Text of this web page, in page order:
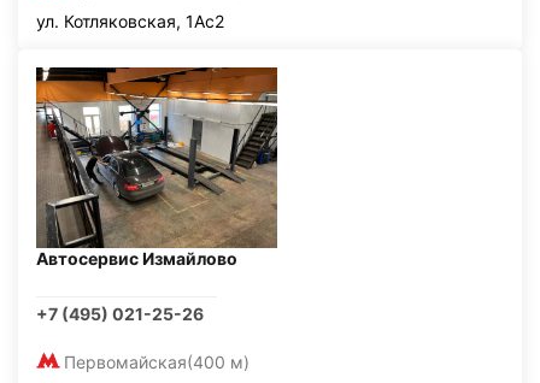
ул. Котляковская, 1Ас2
Автосервис Измайлово
+7 (495) 021-25-26
Первомайская(400 м)